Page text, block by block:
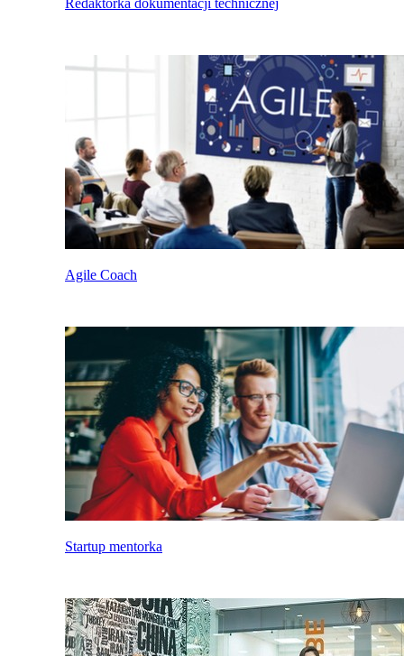
Redaktorka dokumentacji technicznej
Agile Coach
Startup mentorka